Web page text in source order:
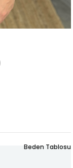
Beden Tablosu